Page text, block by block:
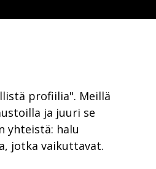
profiilia". Meillä
ja juuri se
yhteistä: halu
jotka vaikuttavat.